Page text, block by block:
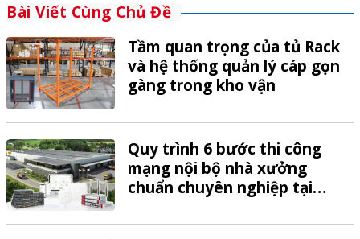
Bài Viết Cùng Chủ Đề
Tầm quan trọng của tủ Rack
và hệ thống quản lý cáp gọn
gàng trong kho vận
Quy trình 6 bước thi công
mạng nội bộ nhà xưởng
chuẩn chuyên nghiệp tại